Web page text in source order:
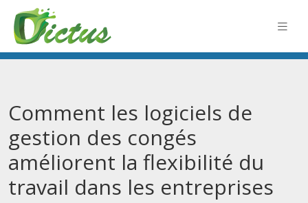
Comment les logiciels de
gestion des congés
améliorent la flexibilité du
travail dans les entreprises